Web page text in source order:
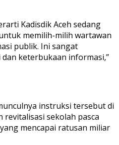
Kadisdik Aceh sedang
memilih-milih wartawan
publik. Ini sangat
keterbukaan informasi,”
instruksi tersebut di
sekolah pasca
mencapai ratusan miliar